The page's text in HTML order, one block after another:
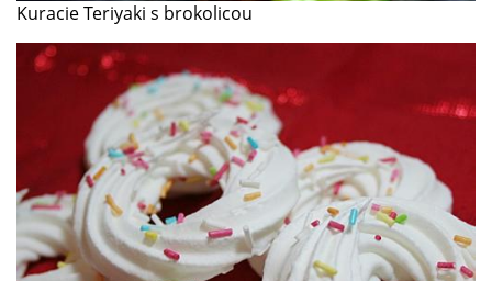
Kuracie Teriyaki s brokolicou